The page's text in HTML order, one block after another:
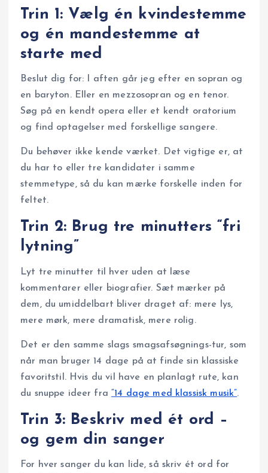
Trin 1: Vælg én kvindestemme
og én mandestemme at
starte med
Beslut dig for: I aften går jeg efter en sopran og
en baryton. Eller en mezzosopran og en tenor.
Søg på en kendt opera eller et kendt oratorium
og find optagelser med forskellige sangere.
Du behøver ikke kende værket. Det vigtige er, at
du har to eller tre kandidater i samme
stemmetype, så du kan mærke forskelle inden for
feltet.
Trin 2: Brug tre minutters “fri
lytning”
Lyt tre minutter til hver uden at læse
kommentarer eller biografier. Sæt mærker på
dem, du umiddelbart bliver draget af: mere lys,
mere mørk, mere dramatisk, mere rolig.
Det er den samme slags smagsafsøgnings-tur, som
når man bruger 14 dage på at finde sin klassiske
favoritstil. Hvis du vil have en planlagt rute, kan
du snuppe ideer fra“14 dage med klassisk musik”.
Trin 3: Beskriv med ét ord –
og gem din sanger
For hver sanger du kan lide, så skriv ét ord for